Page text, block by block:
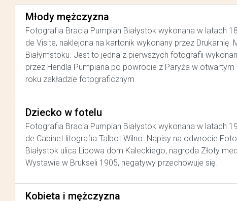
Młody mężczyzna
Fotografia Bracia Pumpian Białystok wykonana w latach
de Visite, naklejona na kartonik wykonany przez Drukarnię
Białymstoku. Jest to jedna z pierwszych fotografii
przez Hendla Pumpiana po powrocie z Paryża w otwartym
roku zakładzie fotograficznym
Dziecko w fotelu
Fotografia Bracia Pumpian Białystok wykonana w latach
de Cabinet litografia Talbot Wilno. Napisy na odwrocie
Białystok ulica Lipowa dom Kaleckiego, nagroda Złoty
Wystawie w Brukseli 1905, negatywy przechowuje się.
Kobieta i mężczyzna